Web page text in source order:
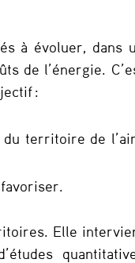
à évoluer, dans
de l’énergie.
:
du territoire de
Elle